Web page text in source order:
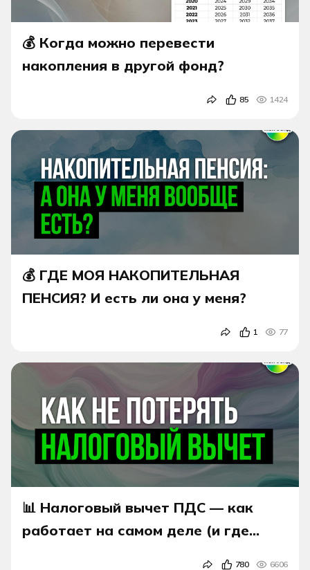
💰 Когда можно перевести
накопления в другой фонд?
85 1424
💰 ГДЕ МОЯ НАКОПИТЕЛЬНАЯ
ПЕНСИЯ? И есть ли она у меня?
1 77
📊 Налоговый вычет ПДС — как
работает на самом деле (и где
780 6606